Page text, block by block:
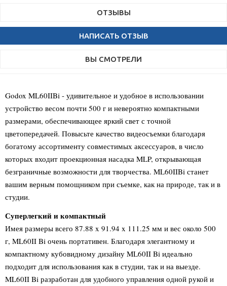
ОТЗЫВЫ
НАПИСАТЬ ОТЗЫВ
ВЫ СМОТРЕЛИ
Godox ML60IIBi - удивительное и удобное в использовании
устройство весом почти 500 г и невероятно компактными
размерами, обеспечивающее яркий свет с точной
цветопередачей. Повысьте качество видеосъемки благодаря
богатому ассортименту совместимых аксессуаров, в число
которых входит проекционная насадка MLP, открывающая
безграничные возможности для творчества. ML60IIBi станет
вашим верным помощником при съемке, как на природе, так и в
студии.
Суперлегкий и компактный
Имея размеры всего 87.88 x 91.94 x 111.25 мм и вес около 500
г, ML60II Bi очень портативен. Благодаря элегантному и
компактному кубовидному дизайну ML60II Bi идеально
подходит для использования как в студии, так и на выезде.
ML60II Bi разработан для удобного управления одной рукой и